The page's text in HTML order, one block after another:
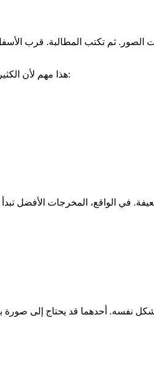
هذا مهم لأن الكثير من المبتدئين يبالغون في تعقيد سير عمل الصور بالذكاء الاصطناعي. هنا العملية ببساطة: